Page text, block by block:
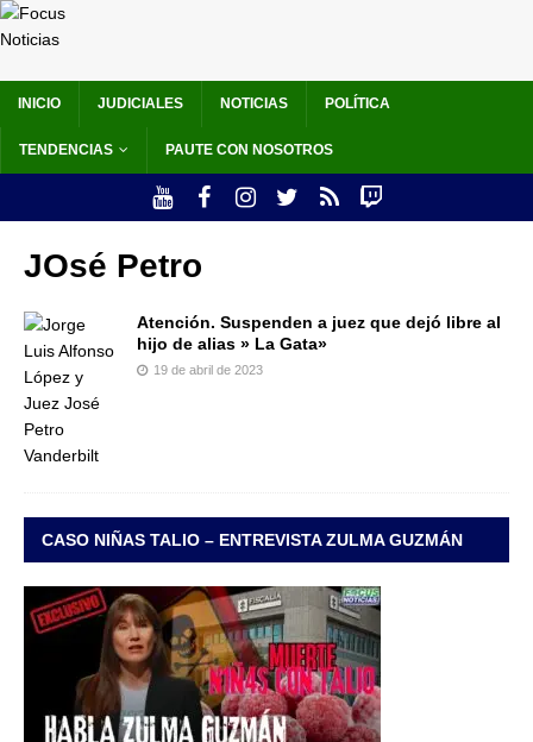
INICIO JUDICIALES NOTICIAS POLÍTICA
TENDENCIAS PAUTE CON NOSOTROS
JOsé Petro
Atención. Suspenden a juez que dejó libre al
hijo de alias » La Gata»
19 de abril de 2023
CASO NIÑAS TALIO – ENTREVISTA ZULMA GUZMÁN